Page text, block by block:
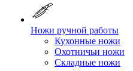
Ножи ручной работы
Кухонные ножи
Охотничьи ножи
Складные ножи